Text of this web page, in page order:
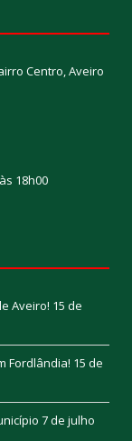
Centro, Aveiro
18h00
Aveiro! 15 de
Fordlândia! 15 de
7 de julho